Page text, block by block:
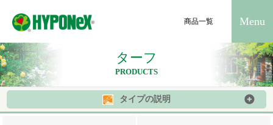
商品一覧 Menu
ターフ
PRODUCTS
タイプの説明